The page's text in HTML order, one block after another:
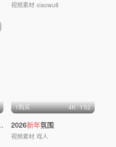
视频素材 xiaowu8
1购买 4K 1'52
2026新年氛围
视频素材 戏人